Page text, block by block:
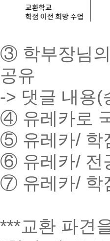
③ 학부장님
공유
-> 댓글 내용(
④ 유레카로
⑤ 유레카/ 학
⑥ 유레카/ 전
⑦ 유레카/ 학
***교환 파견